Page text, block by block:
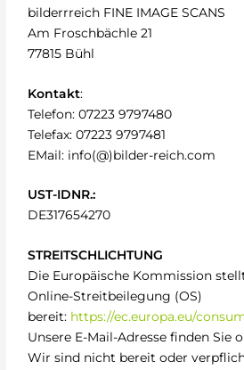
bilderrreich FINE IMAGE SCANS
Am Froschbächle 21
77815 Bühl
Kontakt:
Telefon: 07223 9797480
Telefax: 07223 9797481
EMail: info(@)bilder-reich.com
UST-IDNR.:
DE317654270
STREITSCHLICHTUNG
Die Europäische Kommission
Online-Streitbeilegung (OS)
bereit: https://ec.europa.eu/
Unsere E-Mail-Adresse finden Sie
Wir sind nicht bereit oder